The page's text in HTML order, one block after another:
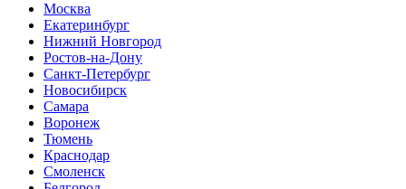
Москва
Екатеринбург
Нижний Новгород
Ростов-на-Дону
Санкт-Петербург
Новосибирск
Самара
Воронеж
Тюмень
Краснодар
Смоленск